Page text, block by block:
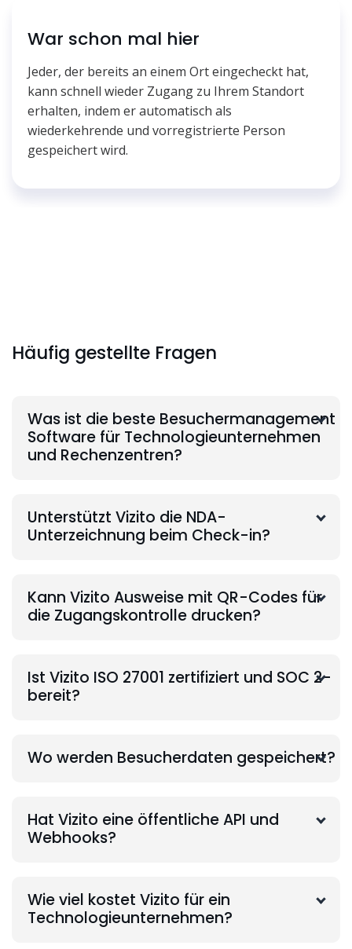
War schon mal hier
Jeder, der bereits an einem Ort eingecheckt hat,
kann schnell wieder Zugang zu Ihrem Standort
erhalten, indem er automatisch als
wiederkehrende und vorregistrierte Person
gespeichert wird.
Häufig gestellte Fragen
Was ist die beste Besuchermanagement
Software für Technologieunternehmen
und Rechenzentren?
Unterstützt Vizito die NDA-
Unterzeichnung beim Check-in?
Kann Vizito Ausweise mit QR-Codes für
die Zugangskontrolle drucken?
Ist Vizito ISO 27001 zertifiziert und SOC 2-
bereit?
Wo werden Besucherdaten gespeichert?
Hat Vizito eine öffentliche API und
Webhooks?
Wie viel kostet Vizito für ein
Technologieunternehmen?